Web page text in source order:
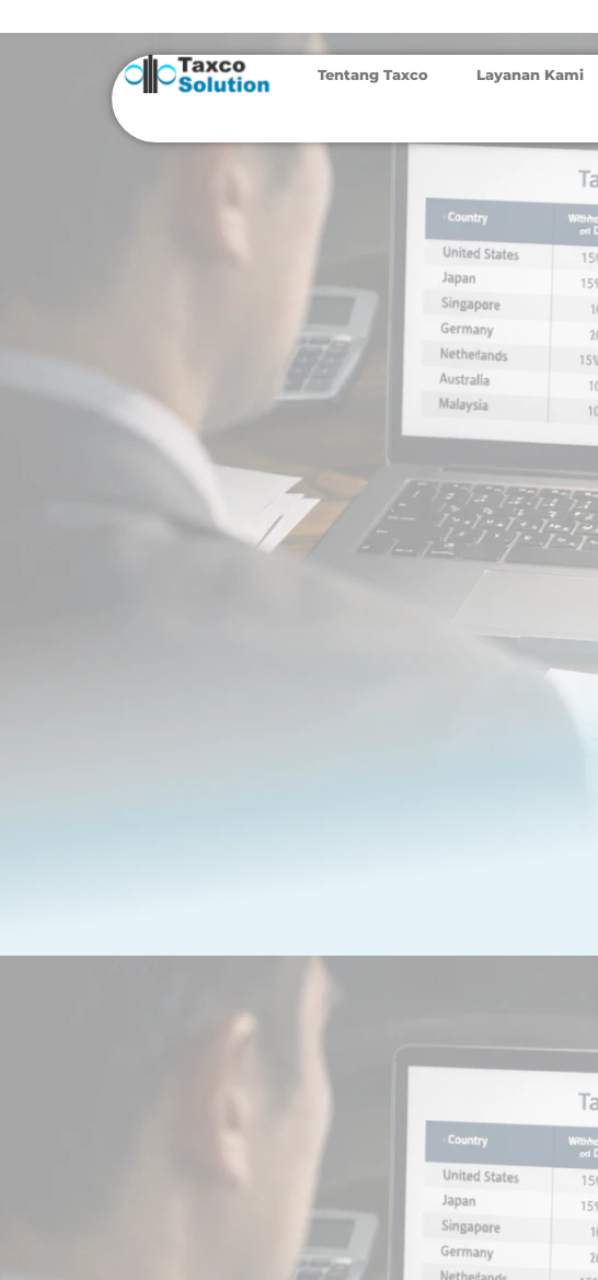
Tentang Taxco Layanan Kami